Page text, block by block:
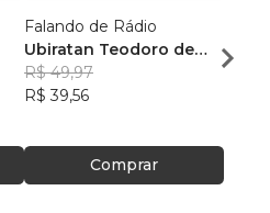
Falando de Rádio
Ubiratan Teodoro de
Souza
R$ 49,97
R$ 39,56
Comprar